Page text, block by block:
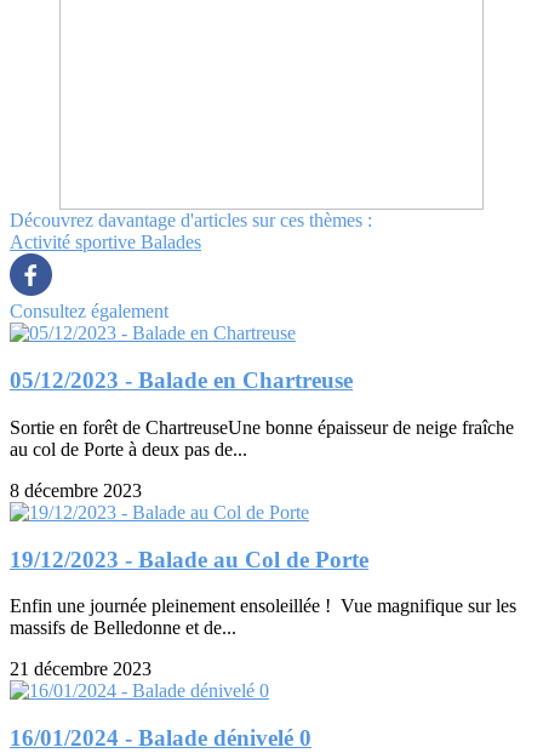
Découvrez davantage d'articles sur ces thèmes :
Activité sportive Balades
Consultez également
05/12/2023 - Balade en Chartreuse
Sortie en forêt de ChartreuseUne bonne épaisseur de neige fraîche
au col de Porte à deux pas de...
8 décembre 2023
19/12/2023 - Balade au Col de Porte
Enfin une journée pleinement ensoleillée ! Vue magnifique sur les
massifs de Belledonne et de...
21 décembre 2023
16/01/2024 - Balade dénivelé 0